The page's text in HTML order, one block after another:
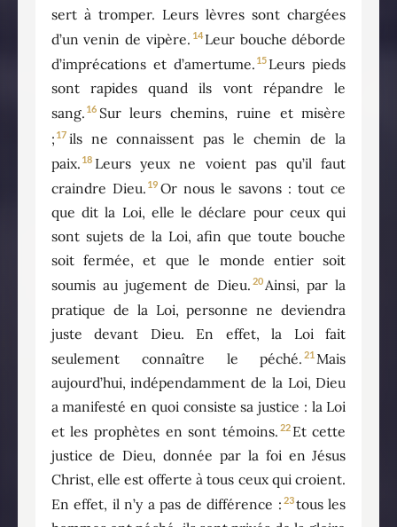
sert à tromper. Leurs lèvres sont chargées
d’un venin de vipère. 14 Leur bouche déborde
d’imprécations et d’amertume. 15 Leurs pieds
sont rapides quand ils vont répandre le
sang. 16 Sur leurs chemins, ruine et misère
; 17 ils ne connaissent pas le chemin de la
paix. 18 Leurs yeux ne voient pas qu’il faut
craindre Dieu. 19 Or nous le savons : tout ce
que dit la Loi, elle le déclare pour ceux qui
sont sujets de la Loi, afin que toute bouche
soit fermée, et que le monde entier soit
soumis au jugement de Dieu. 20Ainsi, par la
pratique de la Loi, personne ne deviendra
juste devant Dieu. En effet, la Loi fait
seulement connaître le péché. 21 Mais
aujourd’hui, indépendamment de la Loi, Dieu
a manifesté en quoi consiste sa justice : la Loi
et les prophètes en sont témoins. 22 Et cette
justice de Dieu, donnée par la foi en Jésus
Christ, elle est offerte à tous ceux qui croient.
En effet, il n’y a pas de différence : 23tous les